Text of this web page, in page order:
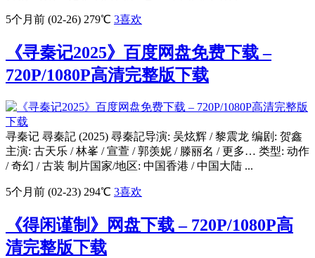
5个月前 (02-26) 279℃ 3喜欢
《寻秦记2025》百度网盘免费下载 –
720P/1080P高清完整版下载
寻秦记 尋秦記 (2025) 尋秦記导演: 吴炫辉 / 黎震龙 编剧: 贺鑫
主演: 古天乐 / 林峯 / 宣萱 / 郭羡妮 / 滕丽名 / 更多… 类型: 动作
/ 奇幻 / 古装 制片国家/地区: 中国香港 / 中国大陆 ...
5个月前 (02-23) 294℃ 3喜欢
《得闲谨制》网盘下载 – 720P/1080P高
清完整版下载